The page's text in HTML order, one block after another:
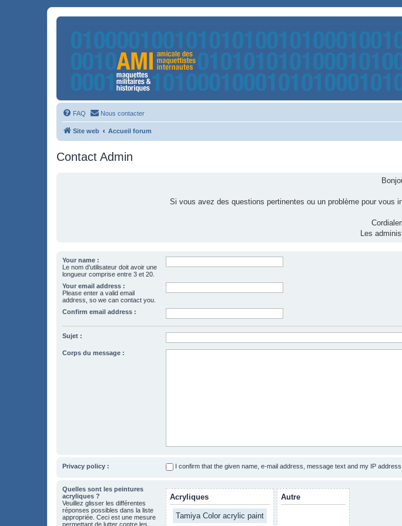
FAQ Nous contacter
Site web Accueil forum
Contact Admin
Si vous avez des questions pertinentes ou un problème pour vous
Les
Your name :
Le nom d’utilisateur doit avoir une
longueur comprise entre 3 et 20.
Your email address :
Please enter a valid email
address, so we can contact you.
Confirm email address :
Sujet :
Corps du message :
Privacy policy : I confirm that the given name, e-mail address, message text and my IP
Quelles sont les peintures
acryliques ?
Veuillez glisser les différentes
réponses possibles dans la liste
appropriée. Ceci est une mesure
permettant de lutter contre les
Acryliques
Tamiya Color acrylic paint
Autre